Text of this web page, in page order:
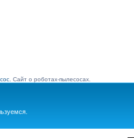
Сайт о роботах-пылесосах.